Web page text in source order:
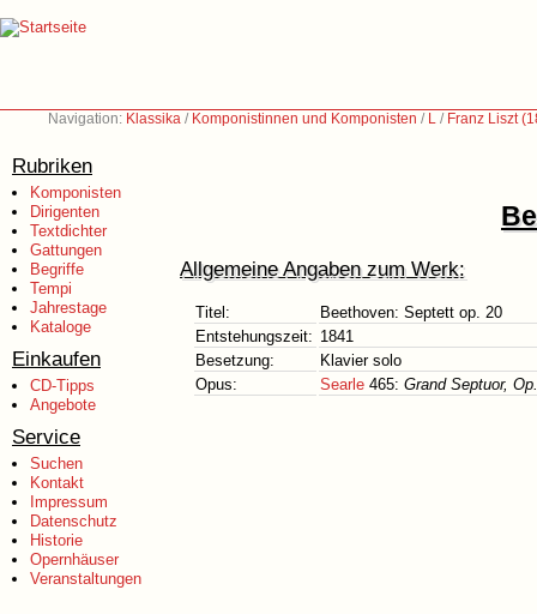
Navigation: Klassika / Komponistinnen und Komponisten / L / Franz Liszt
Rubriken
Komponisten
Dirigenten
Textdichter
Gattungen
Begriffe
Tempi
Jahrestage
Kataloge
Einkaufen
CD-Tipps
Angebote
Service
Suchen
Kontakt
Impressum
Datenschutz
Historie
Opernhäuser
Veranstaltungen
Allgemeine Angaben zum Werk:
Titel:
Beethoven: Septett op. 20
Entstehungszeit: 1841
Besetzung:
Klavier solo
Opus:
Searle 465: Grand Septuor,